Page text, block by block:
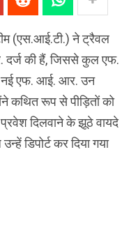
(एस.आई.टी.) ने ट्रैवल
की हैं, जिससे कुल एफ.
नई एफ. आई. आर. उन
कथित रूप से पीड़ितों को
दिलवाने के झूठे वायदे
डिपोर्ट कर दिया गया